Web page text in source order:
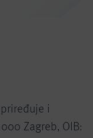
i
Zagreb, OIB: